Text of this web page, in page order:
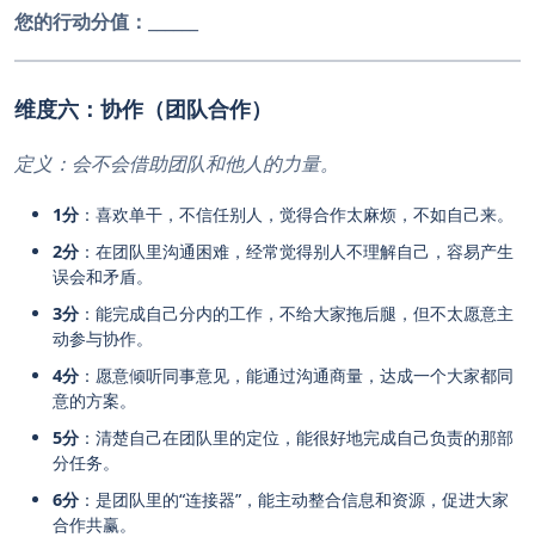
您的行动分值：
维度六：协作（团队合作）
定义：会不会借助团队和他人的力量。
1分：喜欢单干，不信任别人，觉得合作太麻烦，不如自己来。
2分：在团队里沟通困难，经常觉得别人不理解自己，容易产生
误会和矛盾。
3分：能完成自己分内的工作，不给大家拖后腿，但不太愿意主
动参与协作。
4分：愿意倾听同事意见，能通过沟通商量，达成一个大家都同
意的方案。
5分：清楚自己在团队里的定位，能很好地完成自己负责的那部
分任务。
6分：是团队里的“连接器”，能主动整合信息和资源，促进大家
合作共赢。